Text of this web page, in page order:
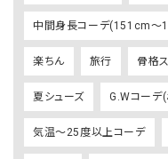
中間身長コーデ(151cm～
楽ちん 旅行 骨格
夏シューズ G.Wコーデ
気温～25度以上コーデ